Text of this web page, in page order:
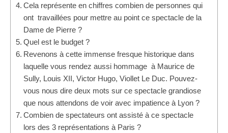
Cela représente en chiffres combien de personnes qui
ont travaillées pour mettre au point ce spectacle de la
Dame de Pierre ?
Quel est le budget ?
Revenons à cette immense fresque historique dans
laquelle vous rendez aussi hommage à Maurice de
Sully, Louis XII, Victor Hugo, Viollet Le Duc. Pouvez-
vous nous dire deux mots sur ce spectacle grandiose
que nous attendons de voir avec impatience à Lyon ?
Combien de spectateurs ont assisté à ce spectacle
lors des 3 représentations à Paris ?